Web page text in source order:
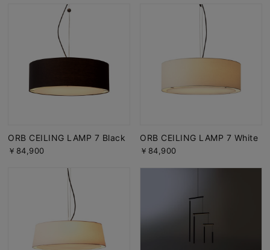
ORB CEILING LAMP 7 Black
￥84,900
ORB CEILING LAMP 7 White
￥84,900